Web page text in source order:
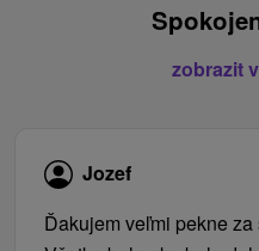
zobrazit
Jozef
Ďakujem veľmi pekne